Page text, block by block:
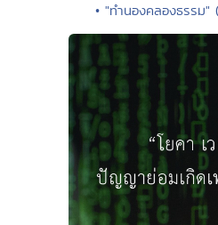
• "ทำนองคลองธรรม